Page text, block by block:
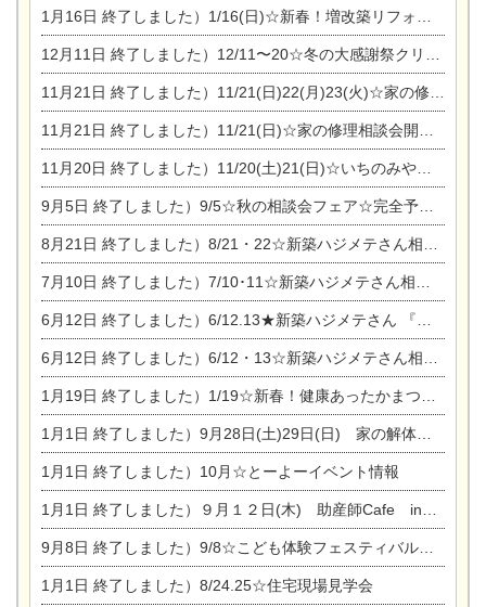
1月16日 終了しました）1/16(日)☆新春！増改築リフォーム&家の修理まつり
12月11日 終了しました）12/11〜20☆冬の大感謝祭クリスマス相談会開催
11月21日 終了しました）11/21(日)22(月)23(火)☆家の修理まつり＆増改築リフォーム相談会
11月21日 終了しました）11/21(日)☆家の修理相談会開催 in 扶桑オークビレッジ
11月20日 終了しました）11/20(土)21(日)☆いちのみや逸品市に出店します【ひのきのバラ販売】
9月5日 終了しました）9/5☆秋の相談会フェア☆完全予約制
8月21日 終了しました）8/21・22☆新築ハジメテさん相談会 『集まれ！農地に家を建てたい人！』
7月10日 終了しました）7/10･11☆新築ハジメテさん相談会 『集まれ！農地に家を建てたい人！』完全予約制
6月12日 終了しました）6/12.13★新築ハジメテさん 『木の家 現場体感見学会』
6月12日 終了しました）6/12・13☆新築ハジメテさん相談会『今ある土地に家を建てる際の注意点』
1月19日 終了しました）1/19☆新春！健康あったかまつり＆増改築リフォームまつり
1月1日 終了しました）9月28日(土)29日(日) 家の解体なんでも相談会
1月1日 終了しました）10月☆とーよーイベント情報
1月1日 終了しました）９月１２日(木) 助産師Cafe in東陽住建
9月8日 終了しました）9/8☆こども体験フェスティバル☆一宮市民会館
1月1日 終了しました）8/24.25☆住宅現場見学会